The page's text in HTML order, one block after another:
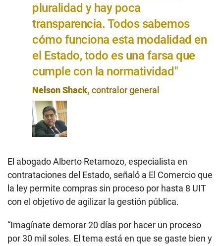
pluralidad y hay poca
transparencia. Todos sabemos
cómo funciona esta modalidad en
el Estado, todo es una farsa que
cumple con la normatividad"
Nelson Shack, contralor general
El abogado Alberto Retamozo, especialista en
contrataciones del Estado, señaló a El Comercio que
la ley permite compras sin proceso por hasta 8 UIT
con el objetivo de agilizar la gestión pública.
“Imagínate demorar 20 días por hacer un proceso
por 30 mil soles. El tema está en que se gaste bien y